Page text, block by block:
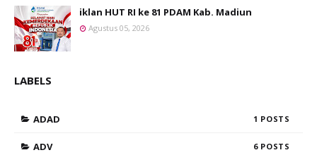
iklan HUT RI ke 81 PDAM Kab. Madiun
Agustus 05, 2026
LABELS
ADAD 1
ADV 6